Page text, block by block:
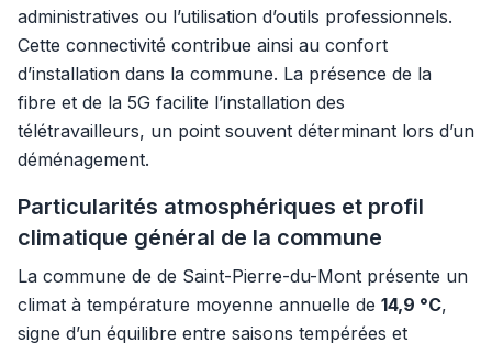
administratives ou l’utilisation d’outils professionnels.
Cette connectivité contribue ainsi au confort
d’installation dans la commune. La présence de la
fibre et de la 5G facilite l’installation des
télétravailleurs, un point souvent déterminant lors d’un
déménagement.
Particularités atmosphériques et profil
climatique général de la commune
La commune de de Saint-Pierre-du-Mont présente un
climat à température moyenne annuelle de 14,9 °C,
signe d’un équilibre entre saisons tempérées et